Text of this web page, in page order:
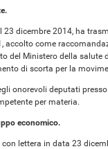
dicembre 2014, ha
come
del Ministero della
di scorta per la
onorevoli deputati
per materia.
economico.
lettera in data 23